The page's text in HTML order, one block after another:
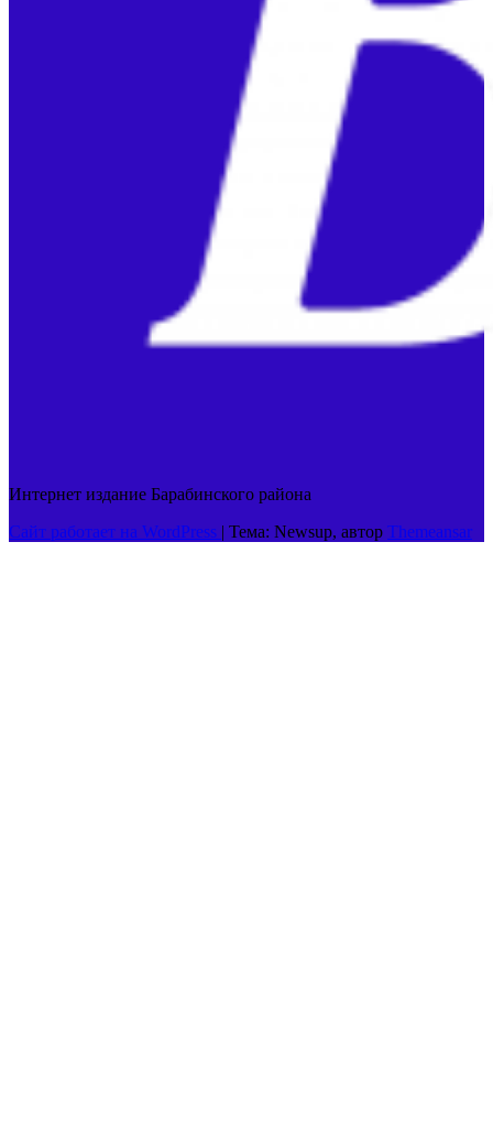
Интернет издание Барабинского района
Сайт работает на WordPress | Тема: Newsup, автор Themeansar